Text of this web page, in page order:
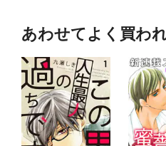
あわせてよく買わ